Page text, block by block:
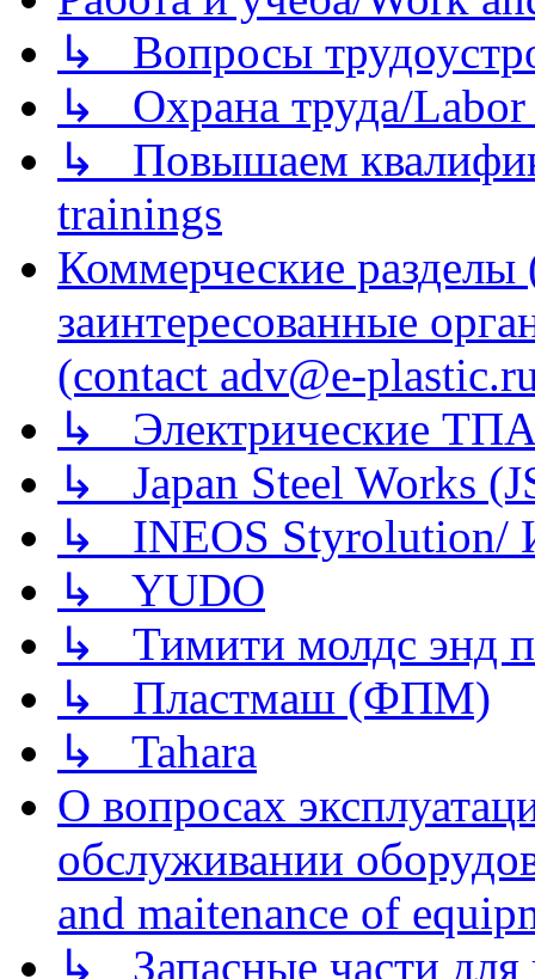
↳ Вопросы
↳ Охрана труда/Labor
↳ Повышаем
trainings
Коммерческие
заинтересованные
(contact adv@e-
↳ Электрические
↳ Japan Steel Works
↳ INEOS
↳ YUDO
↳ Тимити молдс энд
↳ Пластмаш (ФПМ)
↳ Tahara
О вопросах
обслуживании
and maitenance of
↳ Запасные части для